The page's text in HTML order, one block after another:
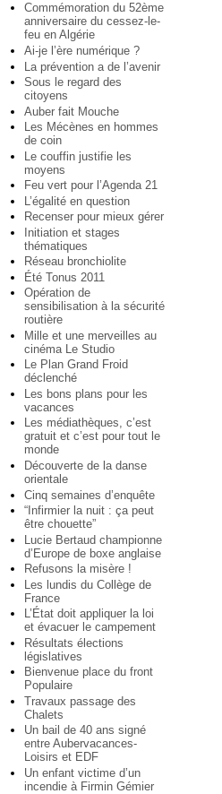
Commémoration du 52ème
anniversaire du cessez-le-
feu en Algérie
Ai-je l’ère numérique ?
La prévention a de l’avenir
Sous le regard des
citoyens
Auber fait Mouche
Les Mécènes en hommes
de coin
Le couffin justifie les
moyens
Feu vert pour l’Agenda 21
L’égalité en question
Recenser pour mieux gérer
Initiation et stages
thématiques
Réseau bronchiolite
Été Tonus 2011
Opération de
sensibilisation à la sécurité
routière
Mille et une merveilles au
cinéma Le Studio
Le Plan Grand Froid
déclenché
Les bons plans pour les
vacances
Les médiathèques, c’est
gratuit et c’est pour tout le
monde
Découverte de la danse
orientale
Cinq semaines d’enquête
“Infirmier la nuit : ça peut
être chouette”
Lucie Bertaud championne
d’Europe de boxe anglaise
Refusons la misère !
Les lundis du Collège de
France
L’État doit appliquer la loi
et évacuer le campement
Résultats élections
législatives
Bienvenue place du front
Populaire
Travaux passage des
Chalets
Un bail de 40 ans signé
entre Aubervacances-
Loisirs et EDF
Un enfant victime d’un
incendie à Firmin Gémier